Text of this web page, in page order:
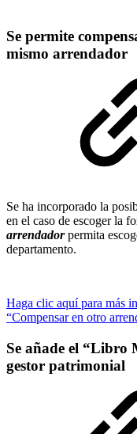
Se permite
mismo arrendador
Se ha incorporado la
en el caso de escoger la
arrendadorpermita
departamento.
Haga clic aquí para más
“Compensar en otro
Se añade el “Libro
gestor patrimonial